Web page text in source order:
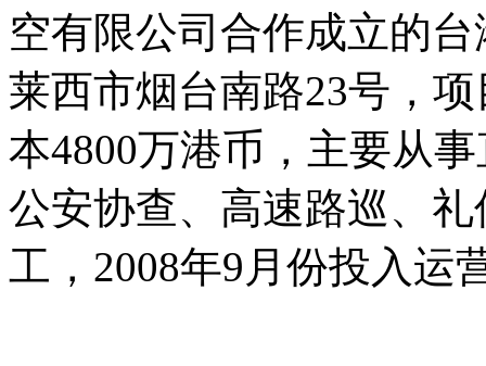
空有限公司合作成立的
莱西市烟台南路23号，
本4800万港币，主要从
公安协查、高速路巡、
工，2008年9月份投入运